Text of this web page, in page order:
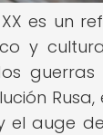
es un
y
guerras
el auge